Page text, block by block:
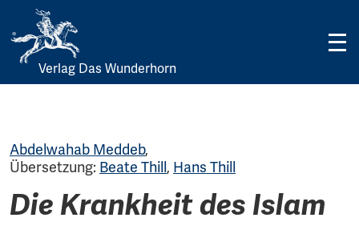
Skip
Verlag Das Wunderhorn
Abdelwahab Meddeb,
Übersetzung: Beate Thill, Hans Thill
Die Krankheit des Islam